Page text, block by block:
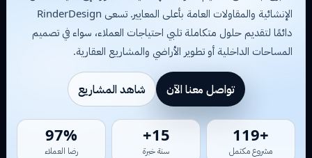
الإنشائية والمقاولات العامة بأعلى المعايير. تسعى RinderDesign
دائمًا لتقديم حلول متكاملة تلبي احتياجات العملاء، سواء في تصميم
المساحات الداخلية أو تطوير الأراضي والمشاريع العقارية.
تواصل معنا الآن شاهد المشاريع
+111
مشروع مكتمل
13+
سنة خبرة
85%
رضا العملاء